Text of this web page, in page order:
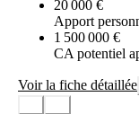
20 000 €
Apport
1 500 000 €
CA potentiel
Voir la fiche détaillée